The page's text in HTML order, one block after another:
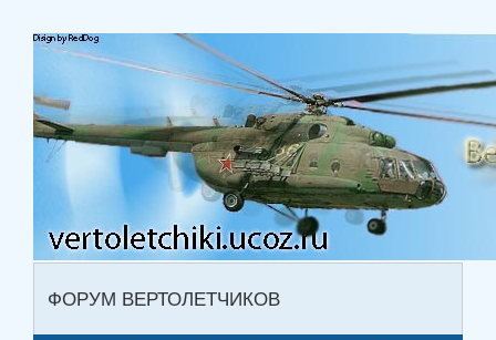
ФОРУМ ВЕРТОЛЕТЧИКОВ